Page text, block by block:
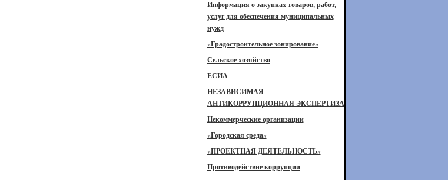
Информация о закупках товаров, работ,
услуг для обеспечения муниципальных
нужд
«Градостроительное зонирование»
Сельское хозяйство
ЕСИА
НЕЗАВИСИМАЯ
АНТИКОРРУПЦИОННАЯ ЭКСПЕРТИЗА
Некоммерческие организации
«Городская среда»
«ПРОЕКТНАЯ ДЕЯТЕЛЬНОСТЬ»
Противодействие коррупции